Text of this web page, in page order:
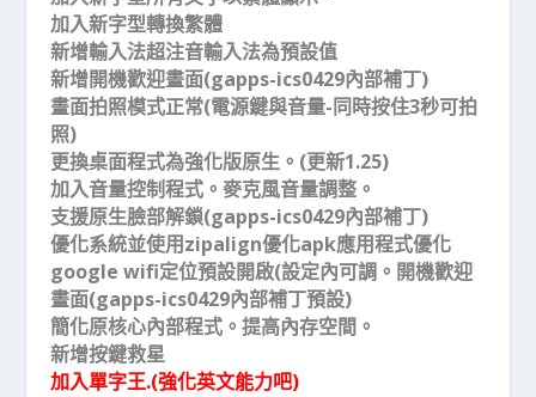
加入新字型轉換繁體
新增輸入法超注音輸入法為預設值
新增開機歡迎畫面(gapps-ics0429內部補丁)
畫面拍照模式正常(電源鍵與音量-同時按住3秒可拍
照)
更換桌面程式為強化版原生。(更新1.25)
加入音量控制程式。麥克風音量調整。
支援原生臉部解鎖(gapps-ics0429內部補丁)
優化系統並使用zipalign優化apk應用程式優化
google wifi定位預設開啟(設定內可調。開機歡迎
畫面(gapps-ics0429內部補丁預設)
簡化原核心內部程式。提高內存空間。
新增按鍵救星
加入單字王.(強化英文能力吧)